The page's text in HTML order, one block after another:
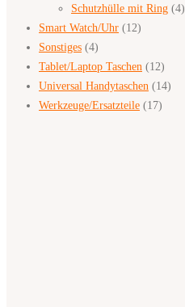
Schutzhülle mit Ring (4)
Smart Watch/Uhr (12)
Sonstiges (4)
Tablet/Laptop Taschen (12)
Universal Handytaschen (14)
Werkzeuge/Ersatzteile (17)